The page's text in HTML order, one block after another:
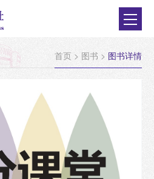
首页 > 图书 > 图书详情